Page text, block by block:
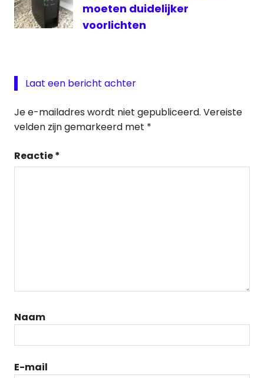
moeten duidelijker
voorlichten
Laat een bericht achter
Je e-mailadres wordt niet gepubliceerd. Vereiste
velden zijn gemarkeerd met *
Reactie*
Naam
E-mail